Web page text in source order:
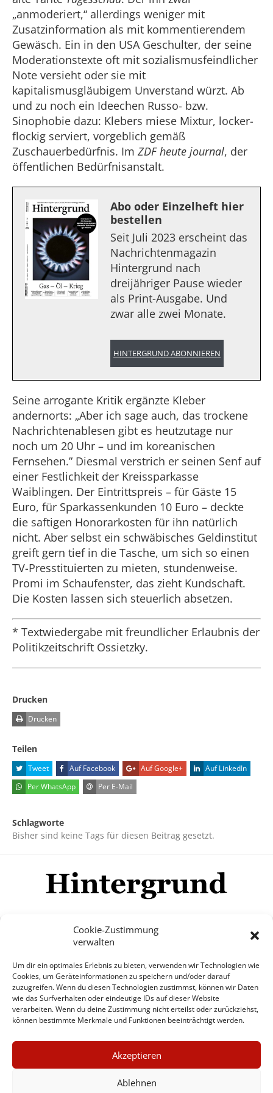
Cookie-Zustimmung
verwalten
Um dir ein optimales Erlebnis zu bieten, verwenden wir Technologien wie
Cookies, um Geräteinformationen zu speichern und/oder darauf
zuzugreifen. Wenn du diesen Technologien zustimmst, können wir Daten
wie das Surfverhalten oder eindeutige IDs auf dieser Website
verarbeiten. Wenn du deine Zustimmung nicht erteilst oder zurückziehst,
können bestimmte Merkmale und Funktionen beeinträchtigt werden.
Akzeptieren
Ablehnen
„anmoderiert,“ allerdings weniger mit
Zusatzinformation als mit kommentierendem
Gewäsch. Ein in den USA Geschulter, der seine
Moderationstexte oft mit sozialismusfeindlicher
Note versieht oder sie mit
kapitalismusgläubigem Unverstand würzt. Ab
und zu noch ein Ideechen Russo- bzw.
Sinophobie dazu: Klebers miese Mixtur, locker-
flockig serviert, vorgeblich gemäß
Zuschauerbedürfnis. Im ZDF heute journal, der
öffentlichen Bedürfnisanstalt.
Abo oder Einzelheft hier
bestellen
Seit Juli 2023 erscheint das
Nachrichtenmagazin
Hintergrund nach
dreijähriger Pause wieder
als Print-Ausgabe. Und
zwar alle zwei Monate.
HINTERGRUND ABONNIEREN
Seine arrogante Kritik ergänzte Kleber
andernorts: „Aber ich sage auch, das trockene
Nachrichtenablesen gibt es heutzutage nur
noch um 20 Uhr – und im koreanischen
Fernsehen.” Diesmal verstrich er seinen Senf auf
einer Festlichkeit der Kreissparkasse
Waiblingen. Der Eintrittspreis – für Gäste 15
Euro, für Sparkassenkunden 10 Euro – deckte
die saftigen Honorarkosten für ihn natürlich
nicht. Aber selbst ein schwäbisches Geldinstitut
greift gern tief in die Tasche, um sich so einen
TV-Presstituierten zu mieten, stundenweise.
Promi im Schaufenster, das zieht Kundschaft.
Die Kosten lassen sich steuerlich absetzen.
* Textwiedergabe mit freundlicher Erlaubnis der
Politikzeitschrift Ossietzky.
Drucken
Drucken
Teilen
Tweet Auf Facebook Auf Google+
Auf LinkedIn
Per WhatsApp
Per E-Mail
Schlagworte
Bisher sind keine Tags für diesen Beitrag gesetzt.
Mehr
© Copyright Hintergrund.de, 2015 - 2026
Zum Newsletter jetzt kostenlos
anmelden
erscheint ca. alle 4 Wochen
×